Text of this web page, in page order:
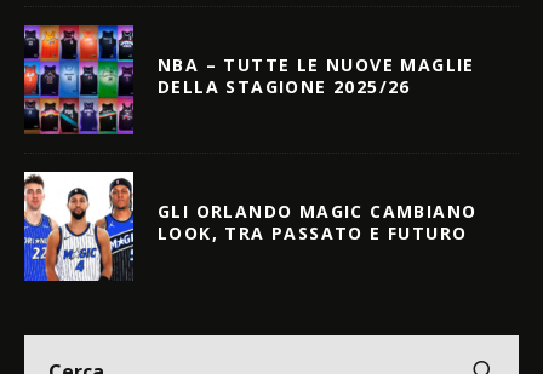
NBA – TUTTE LE NUOVE MAGLIE
DELLA STAGIONE 2025/26
GLI ORLANDO MAGIC CAMBIANO
LOOK, TRA PASSATO E FUTURO